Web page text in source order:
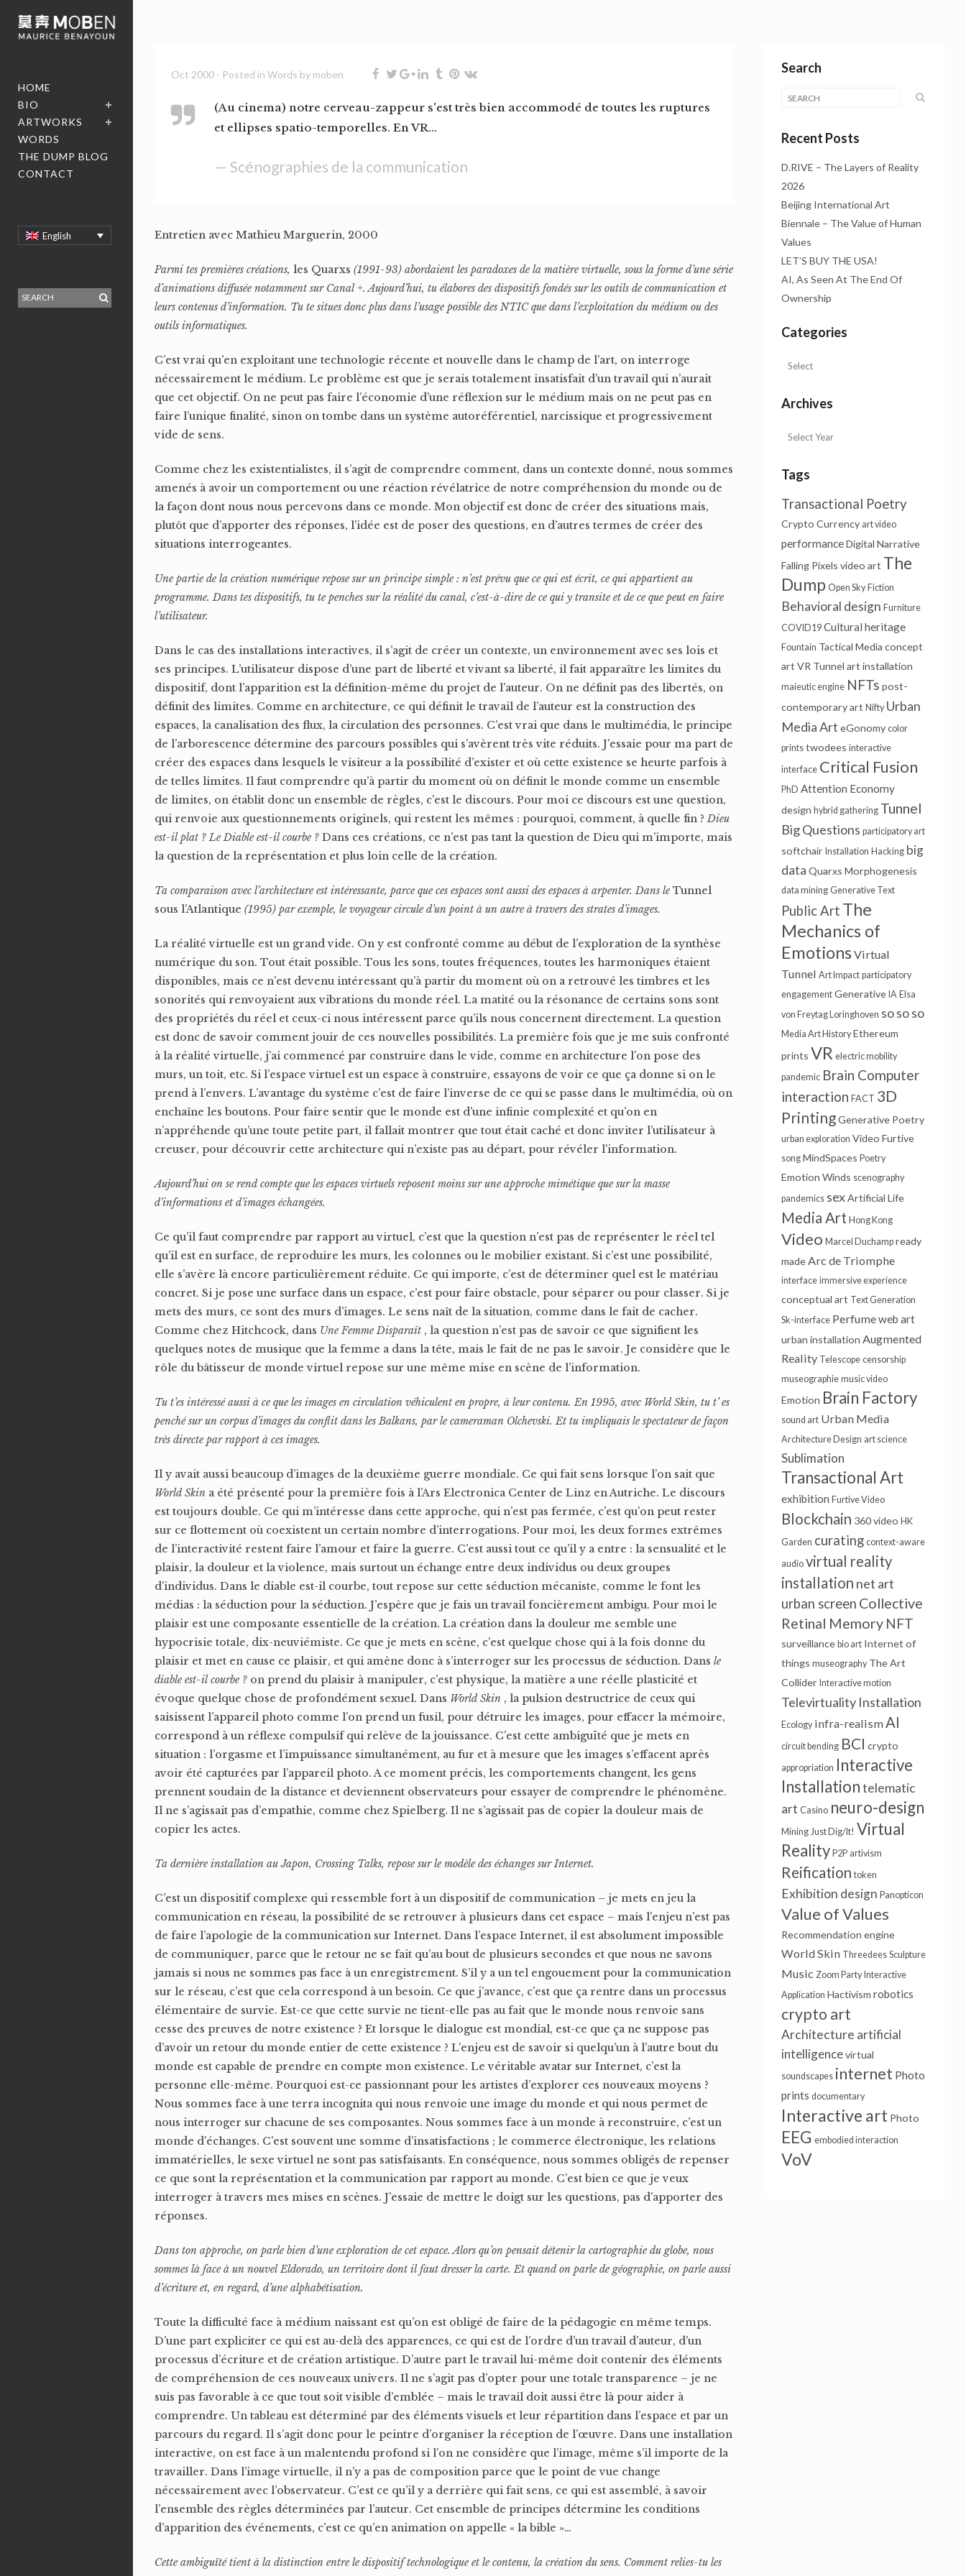
HOME
BIO
ARTWORKS
WORDS
THE DUMP BLOG
CONTACT
English
Oct 2000- Posted in Words by moben
(Au cinema) notre cerveau-zappeur s'est très bien accommodé de toutes les ruptures
et ellipses spatio-temporelles. En VR...
— Scénographies de la communication
Entretien avec Mathieu Marguerin, 2000
Parmi tes premières créations, les Quarxs (1991-93) abordaient les paradoxes de la matière virtuelle, sous la forme d’une série
d’animations diffusée notamment sur Canal +. Aujourd’hui, tu élabores des dispositifs fondés sur les outils de communication et
leurs contenus d’information. Tu te situes donc plus dans l’usage possible des NTIC que dans l’exploitation du médium ou des
outils informatiques.
C’est vrai qu’en exploitant une technologie récente et nouvelle dans le champ de l’art, on interroge
nécessairement le médium. Le problème est que je serais totalement insatisfait d’un travail qui n’aurait
que cet objectif. On ne peut pas faire l’économie d’une réflexion sur le médium mais on ne peut pas en
faire l’unique finalité, sinon on tombe dans un système autoréférentiel, narcissique et progressivement
vide de sens.
Comme chez les existentialistes, il s’agit de comprendre comment, dans un contexte donné, nous sommes
amenés à avoir un comportement ou une réaction révélatrice de notre compréhension du monde ou de
la façon dont nous nous percevons dans ce monde. Mon objectif est donc de créer des situations mais,
plutôt que d’apporter des réponses, l’idée est de poser des questions, en d’autres termes de créer des
situations interrogeantes.
Une partie de la création numérique repose sur un principe simple : n’est prévu que ce qui est écrit, ce qui appartient au
programme. Dans tes dispositifs, tu te penches sur la réalité du canal, c’est-à-dire de ce qui y transite et de ce que peut en faire
l’utilisateur.
Dans le cas des installations interactives, il s’agit de créer un contexte, un environnement avec ses lois et
ses principes. L’utilisateur dispose d’une part de liberté et vivant sa liberté, il fait apparaître les limites du
dispositif, dont l’apparition est la définition-même du projet de l’auteur. On ne définit pas des libertés, on
définit des limites. Comme en architecture, ce qui définit le travail de l’auteur est la construction des
espaces, la canalisation des flux, la circulation des personnes. C’est vrai que dans le multimédia, le principe
de l’arborescence détermine des parcours possibles qui s’avèrent très vite réduits. J’essaie pour ma part de
créer des espaces dans lesquels le visiteur a la possibilité d’exister et où cette existence se heurte parfois à
de telles limites. Il faut comprendre qu’à partir du moment où on définit le monde comme un ensemble
de limites, on établit donc un ensemble de règles, c’est le discours. Pour moi ce discours est une question,
qui renvoie aux questionnements originels, qui restent les mêmes : pourquoi, comment, à quelle fin ?Dieu
est-il plat ? Le Diable est-il courbe ? Dans ces créations, ce n’est pas tant la question de Dieu qui m’importe, mais
la question de la représentation et plus loin celle de la création.
Ta comparaison avec l’architecture est intéressante, parce que ces espaces sont aussi des espaces à arpenter. Dans leTunnel
sous l’Atlantique (1995) par exemple, le voyageur circule d’un point à un autre à travers des strates d’images.
La réalité virtuelle est un grand vide. On y est confronté comme au début de l’exploration de la synthèse
numérique du son. Tout était possible. Tous les sons, toutes fréquences, toutes les harmoniques étaient
disponibles, mais ce n’est devenu intéressant qu’à partir du moment où on a retrouvé les timbres et les
sonorités qui renvoyaient aux vibrations du monde réel. La matité ou la résonance de certains sons sont
des propriétés du réel et ceux-ci nous intéressent parce qu’ils nous concernent directement. La question
est donc de savoir comment jouir de ces nouvelles possibilités. La première fois que je me suis confronté
à la réalité virtuelle, j’ai commencé par construire dans le vide, comme en architecture l’on pose des
murs, un toit, etc. Si l’espace virtuel est un espace à construire, essayons de voir ce que ça donne si on le
prend à l’envers. L’avantage du système c’est de faire l’inverse de ce qui se passe dans le multimédia, où on
enchaîne les boutons. Pour faire sentir que le monde est d’une infinie complexité et qu’on en
n’appréhende qu’une toute petite part, il fallait montrer que tout était caché et donc inviter l’utilisateur à
creuser, pour découvrir cette architecture qui n’existe pas au départ, pour révéler l’information.
Aujourd’hui on se rend compte que les espaces virtuels reposent moins sur une approche mimétique que sur la masse
d’informations et d’images échangées.
Ce qu’il faut comprendre par rapport au virtuel, c’est que la question n’est pas de représenter le réel tel
qu’il est en surface, de reproduire les murs, les colonnes ou le mobilier existant. Si c’est une possibilité,
elle s’avère là encore particulièrement réduite. Ce qui importe, c’est de déterminer quel est le matériau
concret. Si je pose une surface dans un espace, c’est pour faire obstacle, pour séparer ou pour classer. Si je
mets des murs, ce sont des murs d’images. Le sens naît de la situation, comme dans le fait de cacher.
Comme chez Hitchcock, dans Une Femme Disparaît , la question n’est pas de savoir ce que signifient les
quelques notes de musique que la femme a dans la tête, mais le fait de ne pas le savoir. Je considère que le
rôle du bâtisseur de monde virtuel repose sur une même mise en scène de l’information.
Tu t’es intéressé aussi à ce que les images en circulation véhiculent en propre, à leur contenu. En 1995, avec World Skin, tu t’es
penché sur un corpus d’images du conflit dans les Balkans, par le cameraman Olchevski. Et tu impliquais le spectateur de façon
très directe par rapport à ces images.
Il y avait aussi beaucoup d’images de la deuxième guerre mondiale. Ce qui fait sens lorsque l’on sait que
World Skin a été présenté pour la première fois à l’Ars Electronica Center de Linz en Autriche. Le discours
est toujours double. Ce qui m’intéresse dans cette approche, qui n’est pas fermée, c’est qu’on peut rester
sur ce flottement où coexistent un certain nombre d’interrogations. Pour moi, les deux formes extrêmes
de l’interactivité restent faire l’amour et faire la guerre. C’est aussi tout ce qu’il y a entre : la sensualité et le
plaisir, la douleur et la violence, mais surtout un échange entre deux individus ou deux groupes
d’individus. Dans le diable est-il courbe, tout repose sur cette séduction mécaniste, comme le font les
médias : la séduction pour la séduction. J’espère que je fais un travail foncièrement ambigu. Pour moi le
plaisir est une composante essentielle de la création. La création dans la douleur me semble une
hypocrisie totale, dix-neuviémiste. Ce que je mets en scène, c’est quelque chose qui à la fois donne du
plaisir et met en cause ce plaisir, et qui amène donc à s’interroger sur les processus de séduction. Dans le
diable est-il courbe ? on prend du plaisir à manipuler, c’est physique, la matière a une réelle plasticité et
évoque quelque chose de profondément sexuel. Dans World Skin , la pulsion destructrice de ceux qui
saisissent l’appareil photo comme l’on prend un fusil, pour détruire les images, pour effacer la mémoire,
correspond à un réflexe compulsif qui relève de la jouissance. C’est cette ambiguïté que je mets en
situation : l’orgasme et l’impuissance simultanément, au fur et à mesure que les images s’effacent après
avoir été capturées par l’appareil photo. A ce moment précis, les comportements changent, les gens
prennent soudain de la distance et deviennent observateurs pour essayer de comprendre le phénomène.
Il ne s’agissait pas d’empathie, comme chez Spielberg. Il ne s’agissait pas de copier la douleur mais de
copier les actes.
Ta dernière installation au Japon, Crossing Talks, repose sur le modèle des échanges sur Internet.
C’est un dispositif complexe qui ressemble fort à un dispositif de communication – je mets en jeu la
communication en réseau, la possibilité de se retrouver à plusieurs dans cet espace – mais l’enjeu n’est pas
de faire l’apologie de la communication sur Internet. Dans l’espace Internet, il est absolument impossible
de communiquer, parce que le retour ne se fait qu’au bout de plusieurs secondes et que nous ne savons
jamais si nous ne sommes pas face à un enregistrement. S’il y a un tel engouement pour la communication
sur le réseau, c’est que cela correspond à un besoin. Ce que j’avance, c’est que ça rentre dans un processus
élémentaire de survie. Est-ce que cette survie ne tient-elle pas au fait que le monde nous renvoie sans
cesse des preuves de notre existence ? Et lorsque le dialogue est mondial, est-ce que ça ne suppose pas
d’avoir un retour du monde entier de cette existence ? L’enjeu est de savoir si quelqu’un à l’autre bout du
monde est capable de prendre en compte mon existence. Le véritable avatar sur Internet, c’est la
personne elle-même. Pourquoi est-ce passionnant pour les artistes d’explorer ces nouveaux moyens ?
Nous sommes face à une terra incognita qui nous renvoie une image du monde et qui nous permet de
nous interroger sur chacune de ses composantes. Nous sommes face à un monde à reconstruire, c’est un
monde d’échanges. C’est souvent une somme d’insatisfactions ; le commerce électronique, les relations
immatérielles, le sexe virtuel ne sont pas satisfaisants. En conséquence, nous sommes obligés de repenser
ce que sont la représentation et la communication par rapport au monde. C’est bien ce que je veux
interroger à travers mes mises en scènes. J’essaie de mettre le doigt sur les questions, pas d’apporter des
réponses.
Dans ton approche, on parle bien d’une exploration de cet espace. Alors qu’on pensait détenir la cartographie du globe, nous
sommes là face à un nouvel Eldorado, un territoire dont il faut dresser la carte. Et quand on parle de géographie, on parle aussi
d’écriture et, en regard, d’une alphabétisation.
Toute la difficulté face à médium naissant est qu’on est obligé de faire de la pédagogie en même temps.
D’une part expliciter ce qui est au-delà des apparences, ce qui est de l’ordre d’un travail d’auteur, d’un
processus d’écriture et de création artistique. D’autre part le travail lui-même doit contenir des éléments
de compréhension de ces nouveaux univers. Il ne s’agit pas d’opter pour une totale transparence – je ne
suis pas favorable à ce que tout soit visible d’emblée – mais le travail doit aussi être là pour aider à
comprendre. Un tableau est déterminé par des éléments visuels et leur répartition dans l’espace et par un
parcours du regard. Il s’agit donc pour le peintre d’organiser la réception de l’œuvre. Dans une installation
interactive, on est face à un malentendu profond si l’on ne considère que l’image, même s’il importe de la
travailler. Dans l’image virtuelle, il n’y a pas de composition parce que le point de vue change
nécessairement avec l’observateur. C’est ce qu’il y a derrière qui fait sens, ce qui est assemblé, à savoir
l’ensemble des règles déterminées par l’auteur. Cet ensemble de principes détermine les conditions
d’apparition des événements, c’est ce qu’en animation on appelle « la bible »…
Cette ambiguïté tient à la distinction entre le dispositif technologique et le contenu, la création du sens. Comment relies-tu les
Search
Recent Posts
D.RIVE – The Layers of Reality
2026
Beijing International Art
Biennale – The Value of Human
Values
LET’S BUY THE USA!
AI, As Seen At The End Of
Ownership
Categories
Archives
Tags
Transactional Poetry
Crypto Currency art video
performance Digital Narrative
Falling Pixels video art The
Dump Open Sky Fiction
Behavioral design Furniture
COVID19 Cultural heritage
Fountain Tactical Media concept
art VR Tunnel art installation
maieutic engine NFTs post-
contemporary art Nifty Urban
Media Art eGonomy color
prints twodees interactive
interface Critical Fusion
PhD Attention Economy
design hybrid gathering Tunnel
Big Questions participatory art
softchair Installation Hacking big
data Quarxs Morphogenesis
data mining Generative Text
Public Art The
Mechanics of
Emotions Virtual
Tunnel Art Impact participatory
engagement Generative IA Elsa
von Freytag Loringhoven so so so
Media Art History Ethereum
prints VR electric mobility
pandemic Brain Computer
interaction FACT 3D
Printing Generative Poetry
urban exploration Video Furtive
song MindSpaces Poetry
Emotion Winds scenography
pandemics sex Artificial Life
Media Art Hong Kong
Video Marcel Duchamp ready
made Arc de Triomphe
interface immersive experience
conceptual art Text Generation
Sk-interface Perfumeweb art
urban installation Augmented
Reality Telescope censorship
museographie music video
Emotion Brain Factory
sound art Urban Media
Architecture Design art science
Sublimation
Transactional Art
exhibition Furtive Video
Blockchain 360 video HK
Garden curating context-aware
audio virtual reality
installation net art
urban screen Collective
Retinal Memory NFT
surveillance bio art Internet of
things museography The Art
Collider Interactive motion
Televirtuality Installation
Ecology infra-realismAI
circuit bending BCI crypto
appropriation Interactive
Installationtelematic
art Casino neuro-design
Mining Just Dig/It! Virtual
Reality P2P artivism
Reification token
Exhibition design Panopticon
Value of Values
Recommendation engine
World Skin Threedees Sculpture
Music Zoom Party Interactive
Application Hactivism robotics
crypto art
Architecture artificial
intelligence virtual
soundscapes internet Photo
prints documentary
Interactive art Photo
EEG embodied interaction
VoV